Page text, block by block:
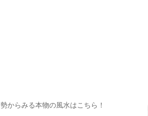
からみる本物の風水はこちら！